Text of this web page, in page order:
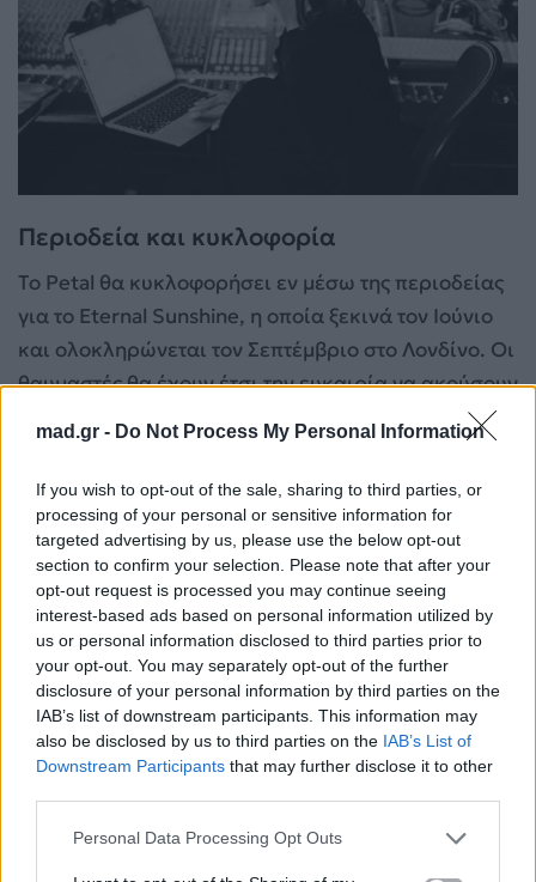
mad.gr - Do Not Process My Personal Information
If you wish to opt-out of the sale, sharing to third parties, or
processing of your personal or sensitive information for
targeted advertising by us, please use the below opt-out
section to confirm your selection. Please note that after your
opt-out request is processed you may continue seeing
interest-based ads based on personal information utilized by
us or personal information disclosed to third parties prior to
your opt-out. You may separately opt-out of the further
disclosure of your personal information by third parties on the
IAB’s list of downstream participants. This information may
also be disclosed by us to third parties on the IAB’s List of
Downstream Participants that may further disclose it to other
Personal Data Processing Opt Outs
Περιοδεία και κυκλοφορία
Το Petal θα κυκλοφορήσει εν μέσω της περιοδείας
για το Eternal Sunshine, η οποία ξεκινά τον Ιούνιο
και ολοκληρώνεται τον Σεπτέμβριο στο Λονδίνο. Οι
θαυμαστές θα έχουν έτσι την ευκαιρία να ακούσουν
κυκλοφορία του.